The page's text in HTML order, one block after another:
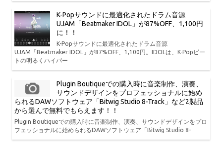
K-Popサウンドに最適化されたドラム音源
UJAM「Beatmaker IDOL」が87%OFF、1,100円
に！！
K-Popサウンドに最適化されたドラム音源
UJAM「Beatmaker IDOL」が87%OFF、1,100円。IDOLは、K-Popビー
トの明るくハイパー
Plugin Boutiqueでの購入時に音楽制作、演奏、
サウンドデザインをプロフェッショナルに始め
られるDAWソフトウェア「Bitwig Studio 8-Track」など2製品
から選んで無料でもらえます！！
Plugin Boutiqueでの購入時に音楽制作、演奏、サウンドデザインをプロ
フェッショナルに始められるDAWソフトウェア「Bitwig Studio 8-